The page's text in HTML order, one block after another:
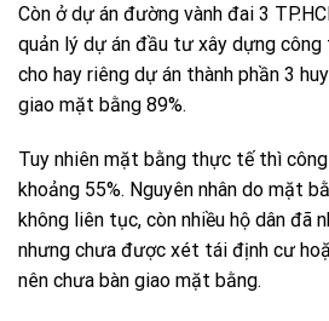
Còn ở dự án đường vành đai 3
quản lý dự án đầu tư xây dựng
cho hay riêng dự án thành phần 3
giao mặt bằng 89%.
Tuy nhiên mặt bằng thực tế thì
khoảng 55%. Nguyên nhân do mặt
không liên tục, còn nhiều hộ dân đã
nhưng chưa được xét tái định cư
nên chưa bàn giao mặt bằng.